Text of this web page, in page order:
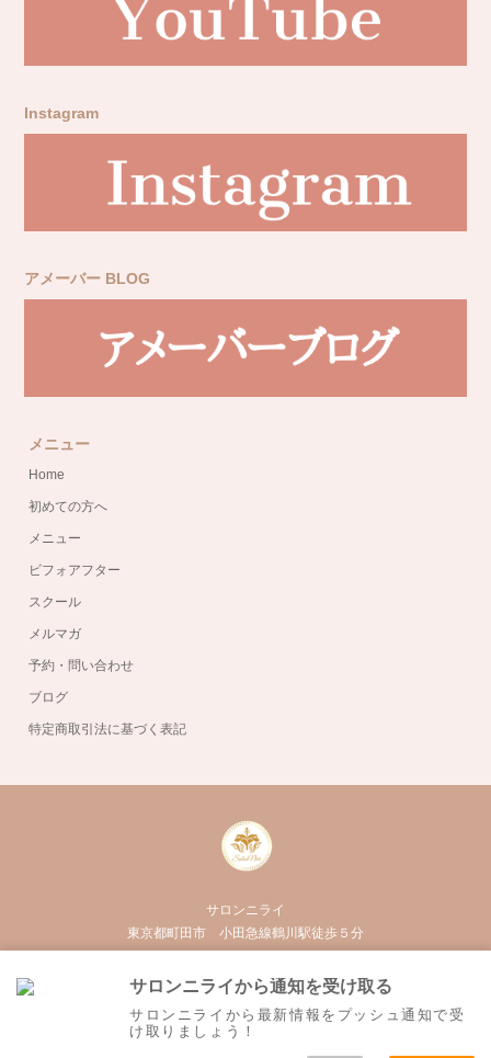
Instagram
アメーバー BLOG
メニュー
Home
初めての方へ
メニュー
ビフォアフター
スクール
メルマガ
予約・問い合わせ
ブログ
特定商取引法に基づく表記
サロンニライ
東京都町田市 小田急線鶴川駅徒歩５分
050-3555-3020
FacebookInstagram
RSS
サロンニライから通知を受け取る
サロンニライから最新情報をプッシュ通知で受
け取りましょう！